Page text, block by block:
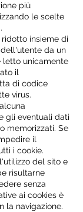
più
le scelte
insieme di
da un
letto unicamente
il
di codice
virus.
gli eventuali dati
memorizzati. Se
il
i cookie.
del sito e
risultarne
senza
ai cookies è
la navigazione.